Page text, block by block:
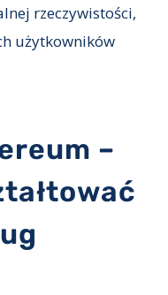
rzeczywistości,
użytkowników
–